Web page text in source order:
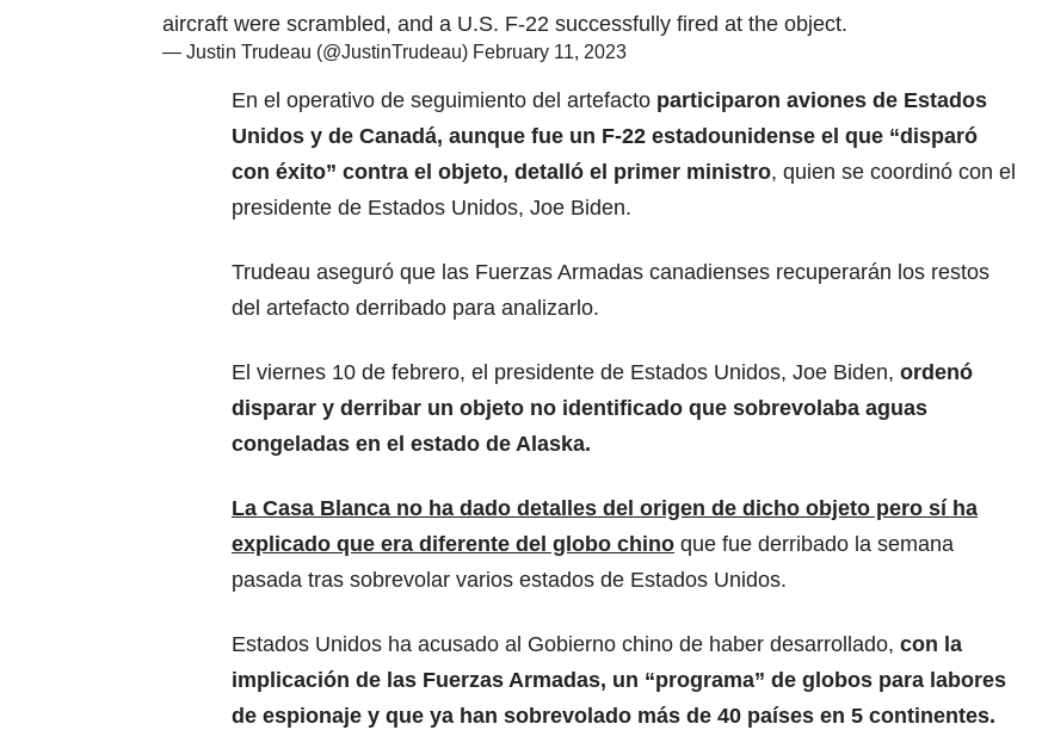
aircraft were scrambled, and a U.S. F-22 successfully fired at the object.
— Justin Trudeau (@JustinTrudeau) February 11, 2023
En el operativo de seguimiento del artefacto participaron aviones de Estados
Unidos y de Canadá, aunque fue un F-22 estadounidense el que “disparó
con éxito” contra el objeto, detalló el primer ministro, quien se coordinó con el
presidente de Estados Unidos, Joe Biden.
Trudeau aseguró que las Fuerzas Armadas canadienses recuperarán los restos
del artefacto derribado para analizarlo.
El viernes 10 de febrero, el presidente de Estados Unidos, Joe Biden, ordenó
disparar y derribar un objeto no identificado que sobrevolaba aguas
congeladas en el estado de Alaska.
La Casa Blanca no ha dado detalles del origen de dicho objeto pero sí ha
explicado que era diferente del globo chino que fue derribado la semana
pasada tras sobrevolar varios estados de Estados Unidos.
Estados Unidos ha acusado al Gobierno chino de haber desarrollado, con la
implicación de las Fuerzas Armadas, un “programa” de globos para labores
de espionaje y que ya han sobrevolado más de 40 países en 5 continentes.